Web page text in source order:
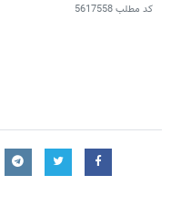
کد مطلب5617558